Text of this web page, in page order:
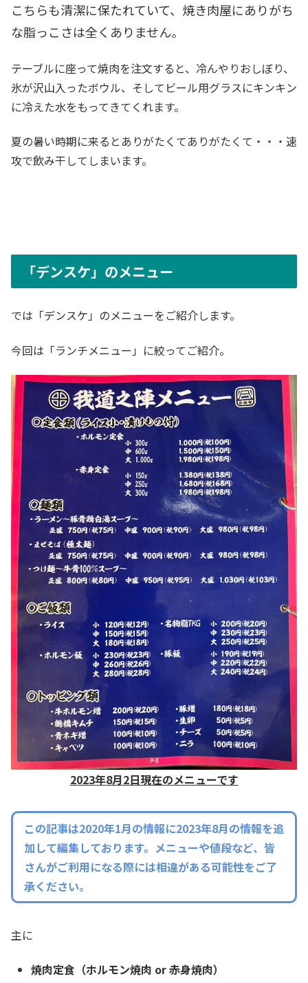
こちらも清潔に保たれていて、焼き肉屋にありがち
な脂っこさは全くありません。
テーブルに座って焼肉を注文すると、冷んやりおしぼり、
氷が沢山入ったボウル、そしてビール用グラスにキンキン
に冷えた水をもってきてくれます。
夏の暑い時期に来るとありがたくてありがたくて・・・速
攻で飲み干してしまいます。
「デンスケ」のメニュー
では「デンスケ」のメニューをご紹介します。
今回は「ランチメニュー」に絞ってご紹介。
2023年8月2日現在のメニューです
この記事は2020年1月の情報に2023年8月の情報を追
加して編集しております。メニューや値段など、皆
さんがご利用になる際には相違がある可能性をご了
承ください。
主に
焼肉定食（ホルモン焼肉 or 赤身焼肉）